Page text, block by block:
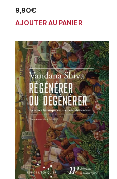
9,90€
AJOUTER AU PANIER